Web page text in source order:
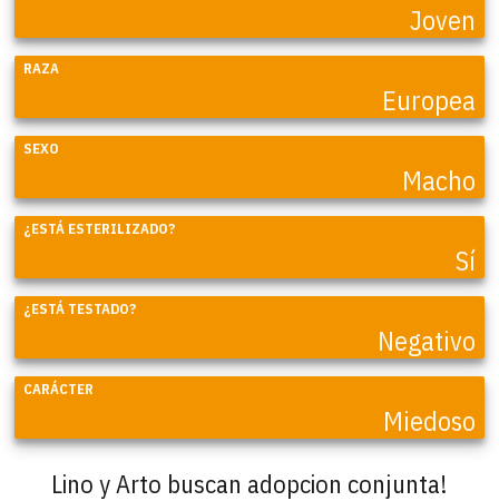
Joven
RAZA
Europea
SEXO
Macho
¿ESTÁ ESTERILIZADO?
Sí
¿ESTÁ TESTADO?
Negativo
CARÁCTER
Miedoso
Lino y Arto buscan adopcion conjunta!